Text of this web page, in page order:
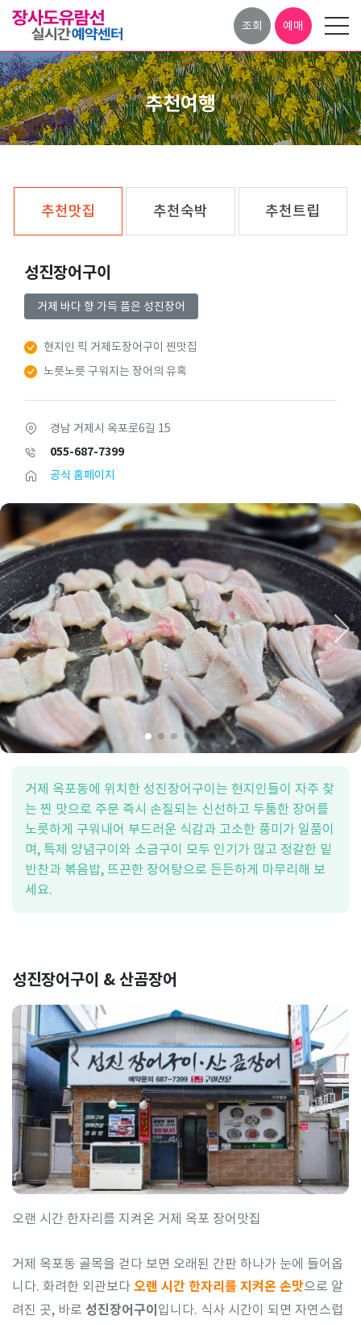
조회 예매
추천여행
추천맛집 추천숙박 추천트립
성진장어구이
거제 바다 향 가득 품은 성진장어
현지인 픽 거제도장어구이 찐맛집
노릇노릇 구워지는 장어의 유혹
경남 거제시 옥포로6길 15
055-687-7399
공식 홈페이지
거제 옥포동에 위치한 성진장어구이는 현지인들이 자주 찾
는 찐 맛으로 주문 즉시 손질되는 신선하고 두툼한 장어를
노릇하게 구워내어 부드러운 식감과 고소한 풍미가 일품이
며, 특제 양념구이와 소금구이 모두 인기가 많고 정갈한 밑
반찬과 볶음밥, 뜨끈한 장어탕으로 든든하게 마무리해 보
세요.
성진장어구이 & 산곰장어
오랜 시간 한자리를 지켜온 거제 옥포 장어맛집
거제 옥포동 골목을 걷다 보면 오래된 간판 하나가 눈에 들어옵
니다. 화려한 외관보다 오랜 시간 한자리를 지켜온 손맛으로 알
려진 곳, 바로 성진장어구이 입니다. 식사 시간이 되면 자연스럽